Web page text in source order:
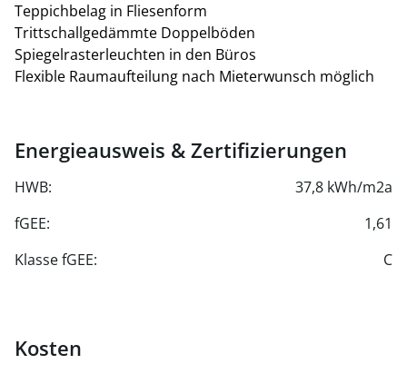
Teppichbelag in Fliesenform
Trittschallgedämmte Doppelböden
Spiegelrasterleuchten in den Büros
Flexible Raumaufteilung nach Mieterwunsch möglich
Energieausweis & Zertifizierungen
HWB:
37,8 kWh/m2a
fGEE:
1,61
Klasse fGEE:
C
Kosten